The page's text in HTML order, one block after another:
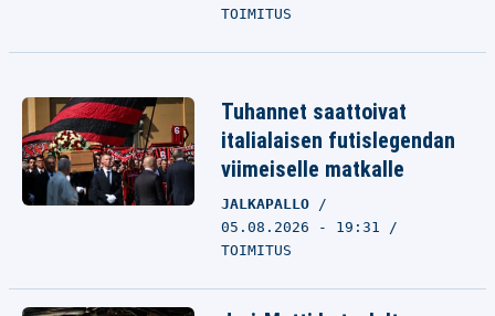
TOIMITUS
Tuhannet saattoivat
italialaisen futislegendan
viimeiselle matkalle
JALKAPALLO
05.08.2026 - 19:31
TOIMITUS